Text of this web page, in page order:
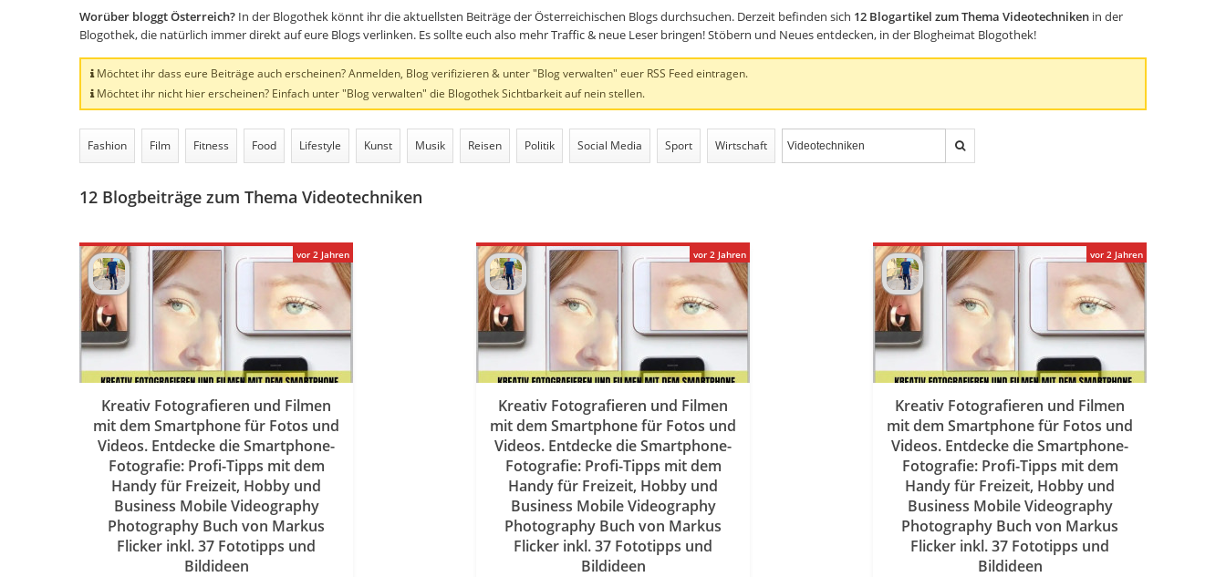
Worüber bloggt Österreich? In der Blogothek könnt ihr die aktuellsten Beiträge der Österreichischen Blogs durchsuchen. Derzeit befinden sich 12 Blogartikel zum Thema Videotechniken in der
Blogothek, die natürlich immer direkt auf eure Blogs verlinken. Es sollte euch also mehr Traffic & neue Leser bringen! Stöbern und Neues entdecken, in der Blogheimat Blogothek!
Möchtet ihr dass eure Beiträge auch erscheinen? Anmelden, Blog verifizieren & unter "Blog verwalten" euer RSS Feed eintragen.
Möchtet ihr nicht hier erscheinen? Einfach unter "Blog verwalten" die Blogothek Sichtbarkeit auf nein stellen.
Fashion Film Fitness Food Lifestyle Kunst Musik Reisen Politik Social Media Sport Wirtschaft
12 Blogbeiträge zum Thema Videotechniken
Kreativ Fotografieren und Filmen
mit dem Smartphone für Fotos und
Videos. Entdecke die Smartphone-
Fotografie: Profi-Tipps mit dem
Handy für Freizeit, Hobby und
Business Mobile Videography
Photography Buch von Markus
Flicker inkl. 37 Fototipps und
Bildideen
vor 2 Jahren
Kreativ Fotografieren und Filmen
mit dem Smartphone für Fotos und
Videos. Entdecke die Smartphone-
Fotografie: Profi-Tipps mit dem
Handy für Freizeit, Hobby und
Business Mobile Videography
Photography Buch von Markus
Flicker inkl. 37 Fototipps und
Bildideen
vor 2 Jahren
Kreativ Fotografieren und Filmen
mit dem Smartphone für Fotos und
Videos. Entdecke die Smartphone-
Fotografie: Profi-Tipps mit dem
Handy für Freizeit, Hobby und
Business Mobile Videography
Photography Buch von Markus
Flicker inkl. 37 Fototipps und
Bildideen
vor 2 Jahren